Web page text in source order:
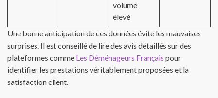
volume
élevé
Une bonne anticipation de ces données évite les mauvaises
surprises. Il est conseillé de lire des avis détaillés sur des
plateformes comme Les Déménageurs Français pour
identifier les prestations véritablement proposées et la
satisfaction client.